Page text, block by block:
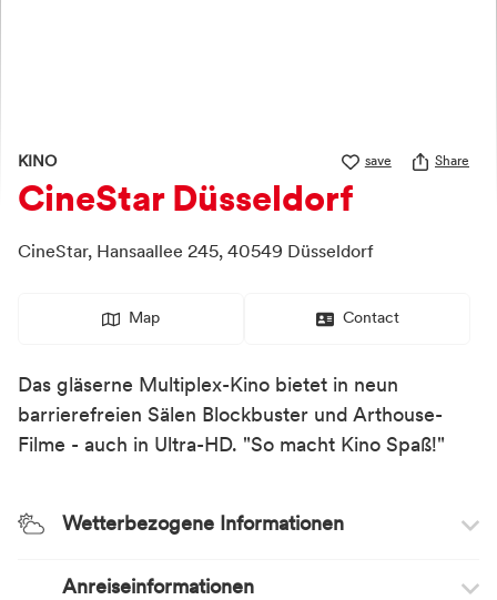
KINO save Share
CineStar Düsseldorf
CineStar, Hansaallee 245, 40549 Düsseldorf
Map Contact
Das gläserne Multiplex-Kino bietet in neun
barrierefreien Sälen Blockbuster und Arthouse-
Filme - auch in Ultra-HD. "So macht Kino Spaß!"
Wetterbezogene Informationen
Wetterempfehlung
Anreiseinformationen